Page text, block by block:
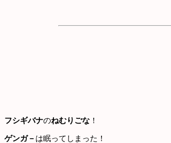
フシギバナのねむりごな ！
ゲンガ－ は眠ってしまった！